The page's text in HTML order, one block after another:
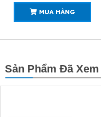
MUA HÀNG
Sản Phẩm Đã Xem